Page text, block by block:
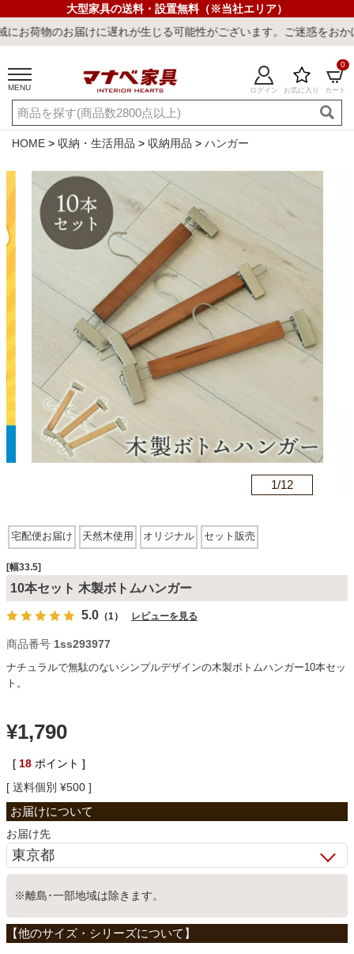
大型家具の送料・設置無料（※当社エリア）
に遅れが生じる可能性がございます。ご迷惑をおかけしまして誠に
MENU ログイン お気に入り カート
0
ご利用ガイド 新規会員登録
店舗一覧 閲覧履歴
キーワード・商品番号で探す
冷感ラグ 冷感寝具 ワークデスク ウィルトンラ
カテゴリから探す
ソファ
椅子・チェア
ベッド
収納家具
学習机
ホームオフィス
HOME 収納・生活用品 収納用品 ハンガー
1/12
宅配便お届け 天然木使用 オリジナル セット販売
[幅33.5]
10本セット 木製ボトムハンガー
5.0 （1） レビューを見る
商品番号 1ss293977
ナチュラルで無駄のないシンプルデザインの木製ボトムハンガー10本セッ
ト。
¥1,790
[ 18 ポイント ]
送料個別 ¥500
お届け先
※離島･一部地域は除きます。